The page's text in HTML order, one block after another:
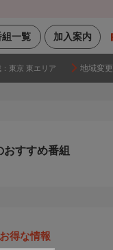
加入案内
組一覧
東京 東エリア 地域変更
おすすめ番組
得な情報